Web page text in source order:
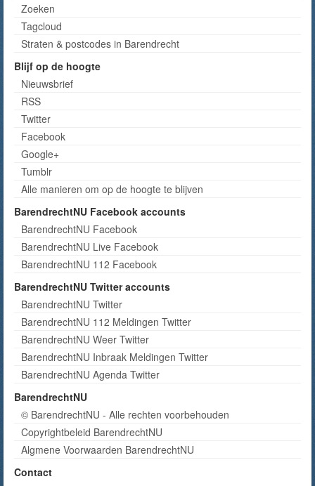
Zoeken
Tagcloud
Straten & postcodes in Barendrecht
Blijf op de hoogte
Nieuwsbrief
RSS
Twitter
Facebook
Google+
Tumblr
Alle manieren om op de hoogte te blijven
BarendrechtNU Facebook accounts
BarendrechtNU Facebook
BarendrechtNU Live Facebook
BarendrechtNU 112 Facebook
BarendrechtNU Twitter accounts
BarendrechtNU Twitter
BarendrechtNU 112 Meldingen Twitter
BarendrechtNU Weer Twitter
BarendrechtNU Inbraak Meldingen Twitter
BarendrechtNU Agenda Twitter
BarendrechtNU
© BarendrechtNU - Alle rechten voorbehouden
Copyrightbeleid BarendrechtNU
Algmene Voorwaarden BarendrechtNU
Contact